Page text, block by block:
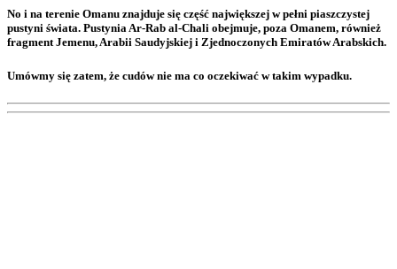
No i na terenie Omanu znajduje się część największej w pełni piaszczystej
pustyni świata. Pustynia Ar-Rab al-Chali obejmuje, poza Omanem, również
fragment Jemenu, Arabii Saudyjskiej i Zjednoczonych Emiratów Arabskich.
Umówmy się zatem, że cudów nie ma co oczekiwać w takim wypadku.